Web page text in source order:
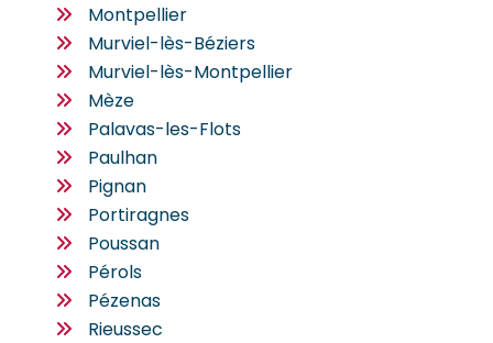
Montpellier
Murviel-lès-Béziers
Murviel-lès-Montpellier
Mèze
Palavas-les-Flots
Paulhan
Pignan
Portiragnes
Poussan
Pérols
Pézenas
Rieussec